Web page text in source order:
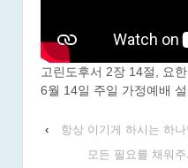
고린도후서 2장 14절, 요
6월 14일 주일 가정예배 설
‹
항상 이기게 하시는 하나
모든 필요를 채워